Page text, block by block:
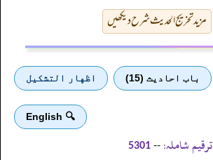
مزید تخریج الحدیث شرح دیکھیں
باب احادیث (15) اظهار التشكيل
🔍 English
ترقیم شاملہ: --
5301